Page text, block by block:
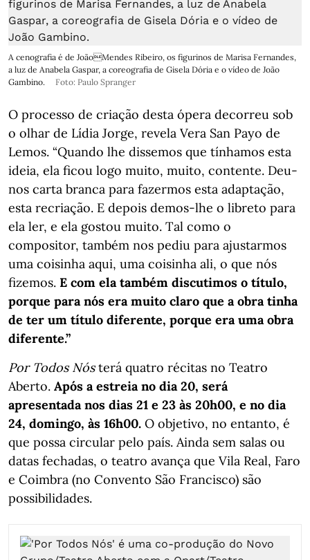
A cenografia é de JoãoMendes Ribeiro, os figurinos de Marisa Fernandes,
a luz de Anabela Gaspar, a coreografia de Gisela Dória e o vídeo de João
Gambino.
Foto: Paulo Spranger
O processo de criação desta ópera decorreu sob
o olhar de Lídia Jorge, revela Vera San Payo de
Lemos. “Quando lhe dissemos que tínhamos esta
ideia, ela ficou logo muito, muito, contente. Deu-
nos carta branca para fazermos esta adaptação,
esta recriação. E depois demos-lhe o libreto para
ela ler, e ela gostou muito. Tal como o
compositor, também nos pediu para ajustarmos
uma coisinha aqui, uma coisinha ali, o que nós
fizemos. E com ela também discutimos o título,
porque para nós era muito claro que a obra tinha
de ter um título diferente, porque era uma obra
diferente.”
Por Todos Nósterá quatro récitas no Teatro
Aberto. Após a estreia no dia 20, será
apresentada nos dias 21 e 23 às 20h00, e no dia
24, domingo, às 16h00. O objetivo, no entanto, é
que possa circular pelo país. Ainda sem salas ou
datas fechadas, o teatro avança que Vila Real, Faro
e Coimbra (no Convento São Francisco) são
possibilidades.